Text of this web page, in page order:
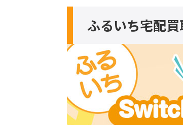
ふるいち宅配